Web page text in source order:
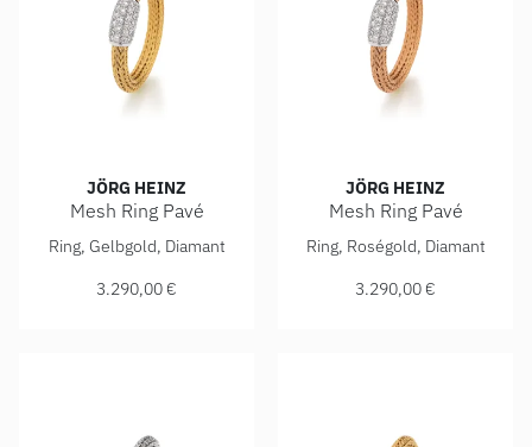
JÖRG HEINZ
Mesh Ring Pavé
Jörg Heinz Mesh Ring Pavé, Ref: HSR1.1-3.0 750 7
Ring, Gelbgold, Diamant
3.290,00 €
JÖRG HEINZ
Mesh Ring Pavé
Jörg Heinz Mesh Ring
Ring, Roségold, Diamant
3.290,00 €